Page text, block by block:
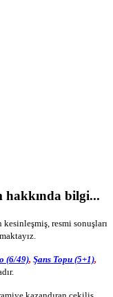
hakkında bilgi...
kesinleşmiş, resmi sonuşları
(6/49), Şans Topu (5+1),